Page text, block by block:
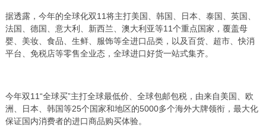
据透露，今年的全球化双11将主打美国、韩国、日本、泰国、英国、
法国、德国、意大利、新西兰、澳大利亚等11个重点国家，覆盖母
婴、美妆、食品、生鲜、服饰等全进口品类，以及百货、超市、快消
平台、免税店等零售全业态，全球进口好货一站式集齐。
今年双11“全球买”主打全球最低价、全球包邮包税，由来自美国、欧
洲、日本、韩国等25个国家和地区的5000多个海外大牌领衔，最大化
保证国内消费者的进口商品购买体验。